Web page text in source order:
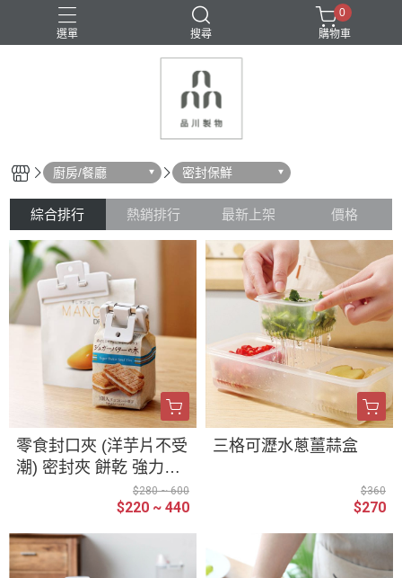
選單 搜尋
料理用具 清潔用具
0
購物車
廚房/餐廳 密封保鮮
綜合排行 熱銷排行 最新上架 價格
零食封口夾 (洋芋片不受
潮) 密封夾 餅乾 強力夾
洋芋片 封口夾 義大利麵
$280 ~ 600
$220 ~ 440
三格可瀝水蔥薑蒜盒
$360
$270